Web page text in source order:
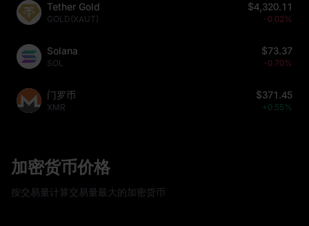
Tether Gold
GOLD(XAUT)
$4,320.11
-0.02%
Solana
SOL
$73.37
-0.70%
门罗币
XMR
$371.45
+0.55%
加密货币价格
按交易量计算交易量最大的加密货币